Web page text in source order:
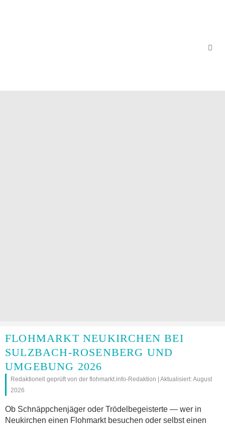
FLOHMARKT NEUKIRCHEN BEI
SULZBACH-ROSENBERG UND
UMGEBUNG 2026
Redaktionell geprüft von der flohmarkt.info-Redaktion | Aktualisiert: August
2026
Ob Schnäppchenjäger oder Trödelbegeisterte — wer in
Neukirchen einen Flohmarkt besuchen oder selbst einen